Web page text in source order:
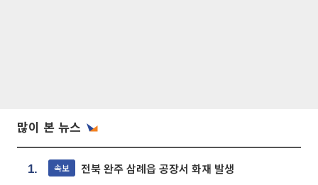
많이 본 뉴스
1. 속보 전북 완주 삼례읍 공장서 화재 발생